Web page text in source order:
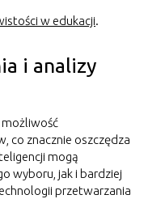
w edukacji.
i analizy
co znacznie oszczędza
mogą
wyboru, jak i bardziej
przetwarzania